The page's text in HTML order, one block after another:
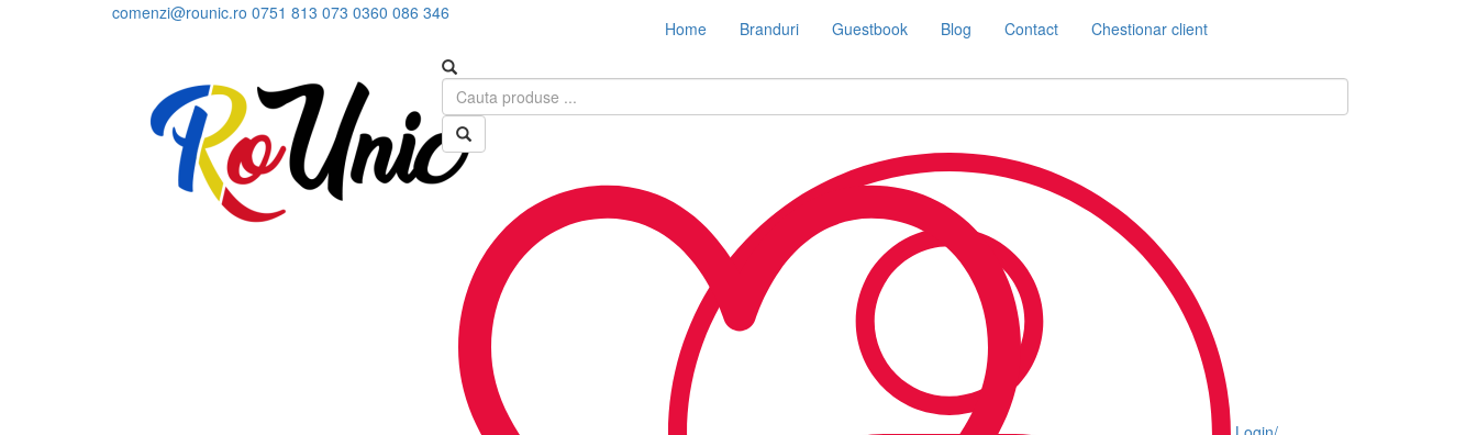
comenzi@rounic.ro 0751 813 073 0360 086 346
Home Branduri Guestbook Blog Contact Chestionar client